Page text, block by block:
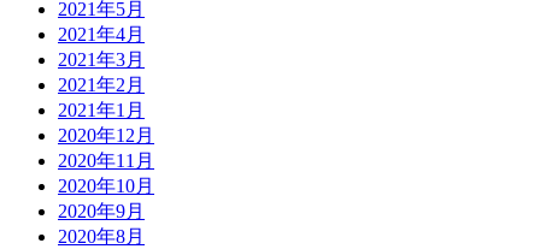
2021年5月
2021年4月
2021年3月
2021年2月
2021年1月
2020年12月
2020年11月
2020年10月
2020年9月
2020年8月